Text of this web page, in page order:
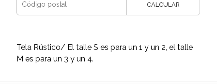
CALCULAR
Tela Rústico/ El talle S es para un 1 y un 2, el talle
M es para un 3 y un 4.